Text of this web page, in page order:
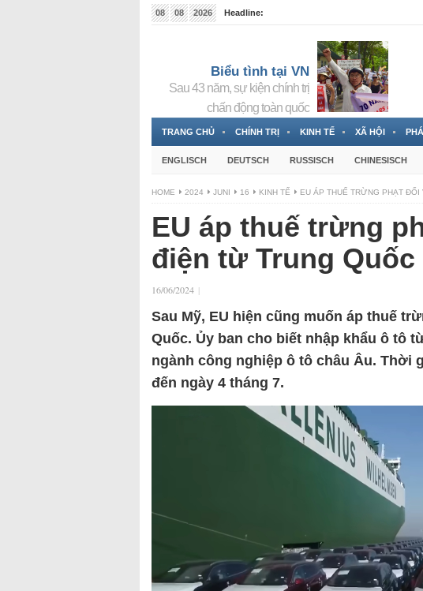
08 08 2026
Headline:
Biểu tình tại VN
Sau 43 năm, sự kiện chính trị
chấn động toàn quốc
TRANG CHỦ CHÍNH TRỊ KINH TẾ XÃ HỘI
ENGLISCH DEUTSCH RUSSISCH CHINESISCH
HOME 2024 JUNI 16 KINH TẾ EU ÁP THUẾ TRỪNG PHẠT
EU áp thuế trừng
điện từ Trung Quốc
16/06/2024 |
Sau Mỹ, EU hiện cũng muốn áp thuế
Quốc. Ủy ban cho biết nhập khẩu ô tô
ngành công nghiệp ô tô châu Âu. Thời
đến ngày 4 tháng 7.